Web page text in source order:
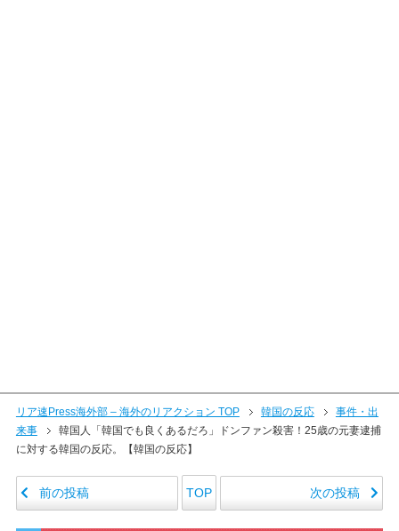
リア速Press海外部 – 海外のリアクション TOP 韓国の反応
事件・出
来事
韓国人「韓国でも良くあるだろ」ドンファン殺害！25歳の元妻逮捕
に対する韓国の反応。【韓国の反応】
前の投稿 TOP 次の投稿